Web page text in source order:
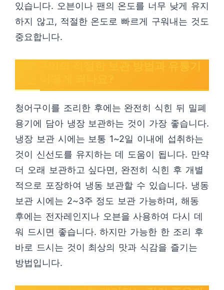
있습니다. 오븐이나 팬의 온도를 너무 낮게 유지
하지 않고, 적절한 온도로 빠르게 구워내는 것도
중요합니다.
청어구이를 조리한 후에는 완전히 식힌 뒤 밀폐
용기에 담아 냉장 보관하는 것이 가장 좋습니다.
냉장 보관 시에는 보통 1~2일 이내에 섭취하는
것이 신선도를 유지하는 데 도움이 됩니다. 만약
더 오래 보관하고 싶다면, 완전히 식힌 후 개별
적으로 포장하여 냉동 보관할 수 있습니다. 냉동
보관 시에는 2~3주 정도 보관 가능하며, 해동
후에는 전자레인지나 오븐을 사용하여 다시 데
워 드시면 좋습니다. 하지만 가능한 한 조리 후
바로 드시는 것이 최상의 맛과 식감을 즐기는
방법입니다.